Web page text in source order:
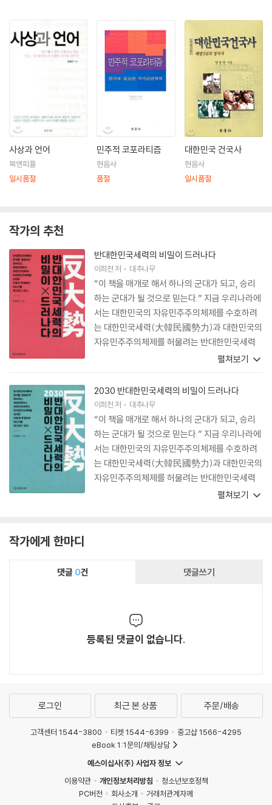
사상과 언어
북앤피플
일시품절
민주적 코포라티즘
현음사
품절
대한민국 건국사
현음사
일시품절
작가의 추천
반대한민국세력의 비밀이 드러나다
이희천저 대추나무
“이 책을 매개로 해서 하나의 군대가 되고, 승리
하는 군대가 될 것으로 믿는다.” 지금 우리나라에
서는 대한민국의 자유민주주의체제를 수호하려
는 대한민국세력(大韓民國勢力)과 대한민국의
자유민주주의체제를 허물려는 반대한민국세력
(反大韓民國勢力) 간의 투쟁이 날로 심각해지
‘촛불혁명’ 이후 대한민국세력에 대해 우세를 확
보한 형국이며, 그로 인해 대한민국의 자유민주
주의체제가 위기에 봉착했다. 그럼에도 불구하
고, 일반 국민은 물론이고 식자층이나 정치인들
조차도 국가의 운명을 좌우하는 이 중대한 사태를
제대로 인지하지 못하고 있다. 그 주된 이유는 반
대한민국세력이 위장전술을 구사하여 자기들의
본색을 감추고 있고, 그러한 반대한민국세력의
반대한민국세력의 본색을 명료하게 밝혀내고, 체
이제까지 애국의병들은 애국심에서 투쟁에 나서
기는 했지만, ‘적이 누구인지, 그들이 어디에 있는
된다. 이 책은 대한민국세력이 전투를 효과적으로
전개할 수 있도록 도와주는 나침반이자 네비게이
하고 있는 애국의병들은 이 책을 매개로 해서 하
나의 군대가 되고, 승리하는 군대가 될 것으로 믿
는다.
펼쳐보기
2030 반대한민국세력의 비밀이 드러나다
이희천저 대추나무
“이 책을 매개로 해서 하나의 군대가 되고, 승리
하는 군대가 될 것으로 믿는다.” 지금 우리나라에
서는 대한민국의 자유민주주의체제를 수호하려
는 대한민국세력(大韓民國勢力)과 대한민국의
자유민주주의체제를 허물려는 반대한민국세력
(反大韓民國勢力) 간의 투쟁이 날로 심각해지
고, 일반 국민은 물론이고 식자층이나 정치인들
조차도 국가의 운명을 좌우하는 이 중대한 사태를
본색을 감추고 있고, 그러한 반대한민국세력의
위장전술을 격파하지 못하고 있는 데 있다. 이희
데 크게 기여할 수 있는 중요한 도서이다. 이 책은
반대한민국세력의 본색을 명료하게 밝혀내고, 체
제전쟁에서 대한민국세력이 반대한민국세력을
상대로 어떻게 투쟁해야 하는지를 제시하고 있다.
기는 했지만, ‘적이 누구인지, 그들이 어디에 있는
지, 무슨 작전으로 나오는지’ 제대로 알지 못한 채
주먹구구식으로 대응하는 경향이 있었다. 이 책을
펼쳐보기
작가에게 한마디
댓글 0건 댓글쓰기
등록된 댓글이 없습니다.
로그인 최근 본 상품 주문/배송
고객센터 1544-3800 티켓 1544-6399
중고샵 1566-4295
eBook 1:1문의/채팅상담
예스이십사(주) 사업자 정보
이용약관
개인정보처리방침
청소년보호정책
PC버전
회사소개
거래처관계자께